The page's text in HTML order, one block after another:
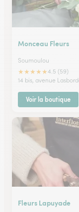
Monceau Fleurs
Soumoulou
★★★★★4.5 (59)
14 bis, avenue
Voir la boutique
Fleurs Lapuyade